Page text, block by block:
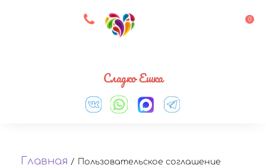
8 927 083 33 05 0
Сладко Ешка
Главная / Пользовательское соглашение